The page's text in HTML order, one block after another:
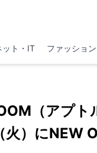
ット・IT ファッション
（アプト
火）にNEW